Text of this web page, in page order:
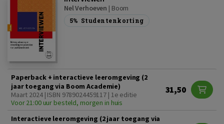
Nel Verhoeven | Boom
5% Studentenkorting
Paperback + interactieve leeromgeving (2
jaar toegang via Boom Academie)
Maart 2024 | ISBN 9789024459117 | 1e editie
Voor 21:00 uur besteld, morgen in huis
31,50
Interactieve leeromgeving (2 jaar toegang via